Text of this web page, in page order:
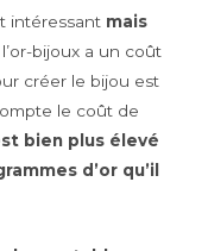
intéressant mais
bijoux a un coût
créer le bijou est
le coût de
bien plus élevé
d’or qu’il